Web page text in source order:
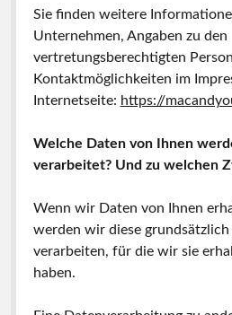
Sie finden weitere
Unternehmen, Angaben zu den
vertretungsberechtigten
Kontaktmöglichkeiten im
Internetseite: https://
Welche Daten von Ihnen
verarbeitet? Und zu welchen
Wenn wir Daten von Ihnen
werden wir diese
verarbeiten, für die wir sie
haben.